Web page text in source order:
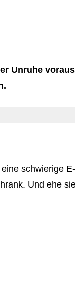
Unruhe
schwierige
Und ehe